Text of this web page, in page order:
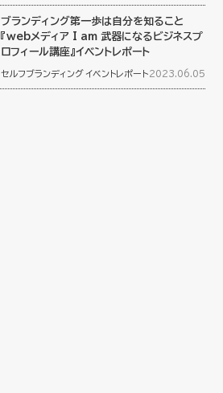
ブランディング第一歩は自分を知ること
『webメディア I am 武器になるビジネスプ
ロフィール講座』イベントレポート
セルフブランディング イベントレポート 2023.06.05